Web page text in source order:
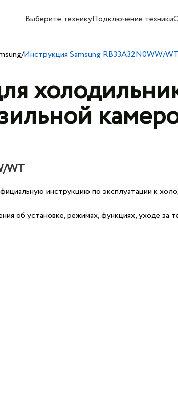
Выберите техникуПодключение техники
/Инструкция Samsung RB33A32N0WW/WT
WT
инструкцию по эксплуатации к
об установке, режимах, функциях, уходе за